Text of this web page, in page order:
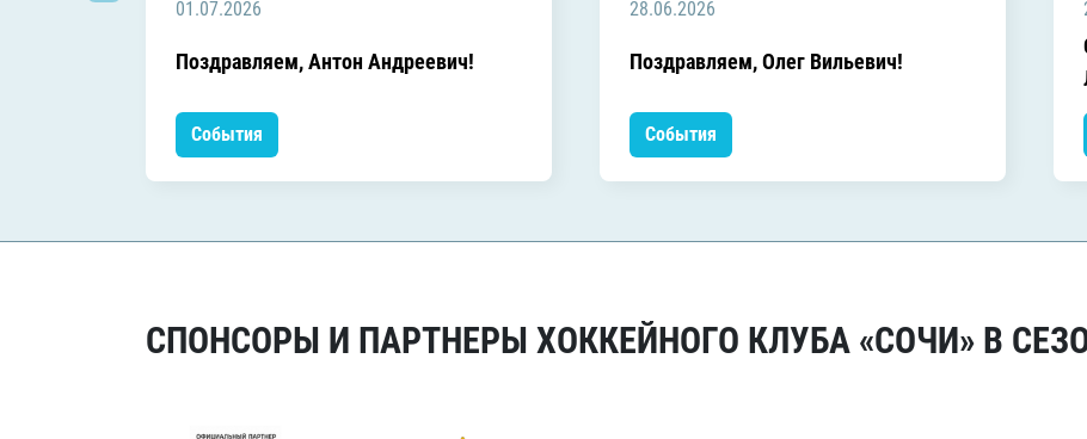
01.07.2026
Поздравляем, Антон Андреевич!
События
28.06.2026
Поздравляем, Олег Вильевич!
События
СПОНСОРЫ И ПАРТНЕРЫ ХОККЕЙНОГО КЛУБА «СОЧИ» В